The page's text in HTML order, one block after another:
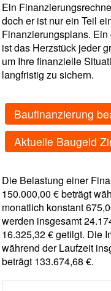
Ein
doch er ist nur ein Teil
Finanzierungsplans.
ist das Herzstück jeder
um Ihre finanzielle
langfristig zu sichern.
Baufinanzierung
Aktuelle Baugeld
Die Belastung einer
150.000,00 € beträgt
monatlich konstant
werden insgesamt
16.325,32 € getilgt. Die
während der Laufzeit
beträgt 133.674,68 €.